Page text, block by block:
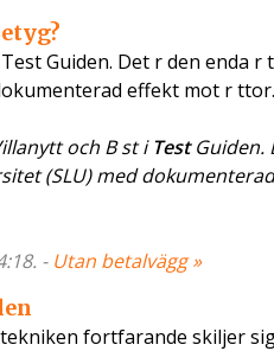
Guiden. Det r den enda r
effekt mot r
och B st iTestGuiden.
(SLU) med
- Utan betalvägg »
fortfarande skiljer